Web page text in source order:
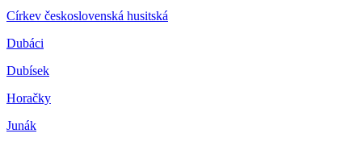
Církev československá husitská
Dubáci
Dubísek
Horačky
Junák